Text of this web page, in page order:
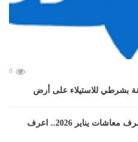
0
بشرطي للاستيلاء على أرض